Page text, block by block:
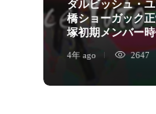
ダルビッシュ・
橋ショーガック
塚初期メンバー
4年 ago 2647